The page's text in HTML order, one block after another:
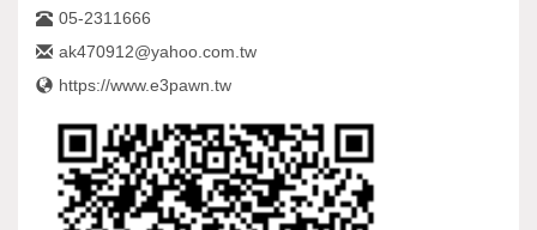
05-2311666
ak470912@yahoo.com.tw
https://www.e3pawn.tw